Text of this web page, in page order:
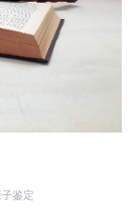
鉴定